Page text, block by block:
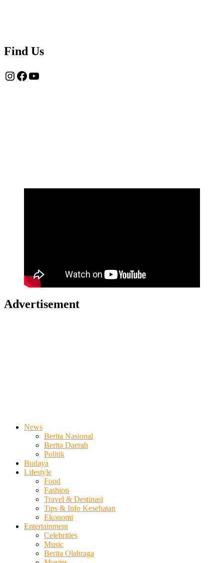
Find Us
Instagram
Facebook
YouTube
Advertisement
News
Berita Nasional
Berita Daerah
Politik
Budaya
Lifestyle
Food
Fashion
Travel & Destinasi
Tips & Info Kesehatan
Ekonomi
Entertainment
Celebrities
Music
Berita Olahraga